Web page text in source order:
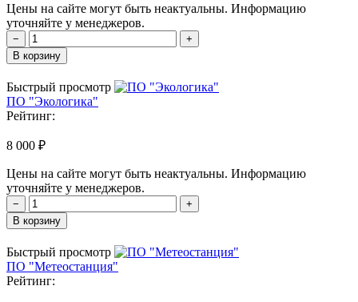
Цены на сайте могут быть неактуальны. Информацию
уточняйте у менеджеров.
−
+
В корзину
Быстрый просмотр
ПО "Экологика"
Рейтинг:
8 000 ₽
Цены на сайте могут быть неактуальны. Информацию
уточняйте у менеджеров.
−
+
В корзину
Быстрый просмотр
ПО "Метеостанция"
Рейтинг: